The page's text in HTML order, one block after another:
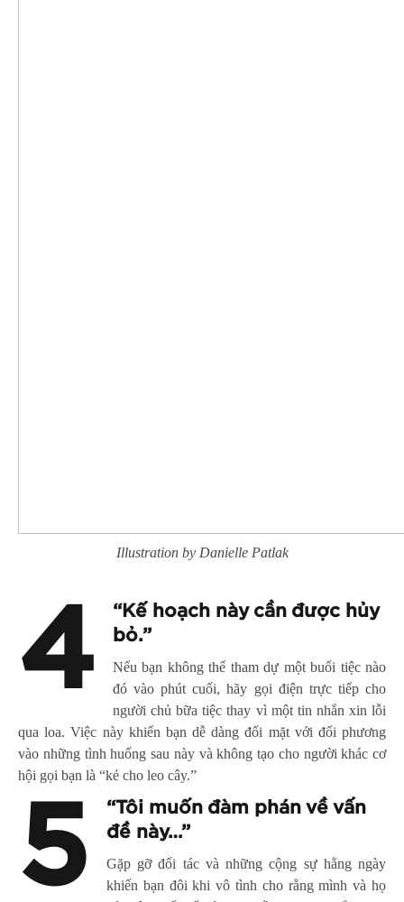
Illustration by Danielle Patlak
4
“Kế hoạch này cần được hủy
bỏ.”
Nếu bạn không thể tham dự một buổi tiệc nào
đó vào phút cuối, hãy gọi điện trực tiếp cho
người chủ bữa tiệc thay vì một tin nhắn xin lỗi
qua loa. Việc này khiến bạn dễ dàng đối mặt với đối phương
vào những tình huống sau này và không tạo cho người khác cơ
hội gọi bạn là “kẻ cho leo cây.”
5
“Tôi muốn đàm phán về vấn
đề này…”
Gặp gỡ đối tác và những cộng sự hằng ngày
khiến bạn đôi khi vô tình cho rằng mình và họ